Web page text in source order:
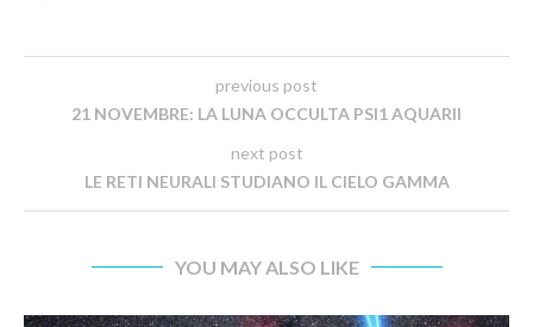
previous post
21 NOVEMBRE: LA LUNA OCCULTA PSI1 AQUARII
next post
LE RETI NEURALI STUDIANO IL CIELO GAMMA
YOU MAY ALSO LIKE